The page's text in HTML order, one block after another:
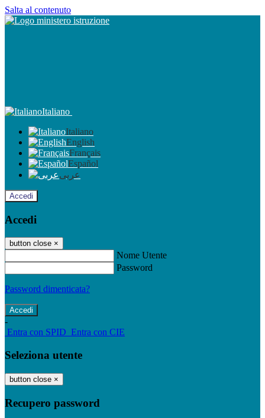
Salta al contenuto
Italiano
Italiano
English
Français
Español
عربى
Accedi
Accedi
button close ×
Nome Utente
Password
Password dimenticata?
-
Entra con SPID Entra con CIE
Seleziona utente
button close ×
Recupero password